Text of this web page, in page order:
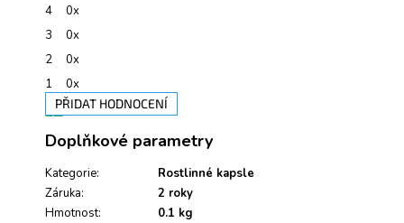
4
0x
3
0x
2
0x
1
0x
PŘIDAT HODNOCENÍ
ý
i
s
h
Doplňkové parametry
Kategorie:
Rostlinné kapsle
Záruka:
2 roky
Hmotnost:
0.1 kg